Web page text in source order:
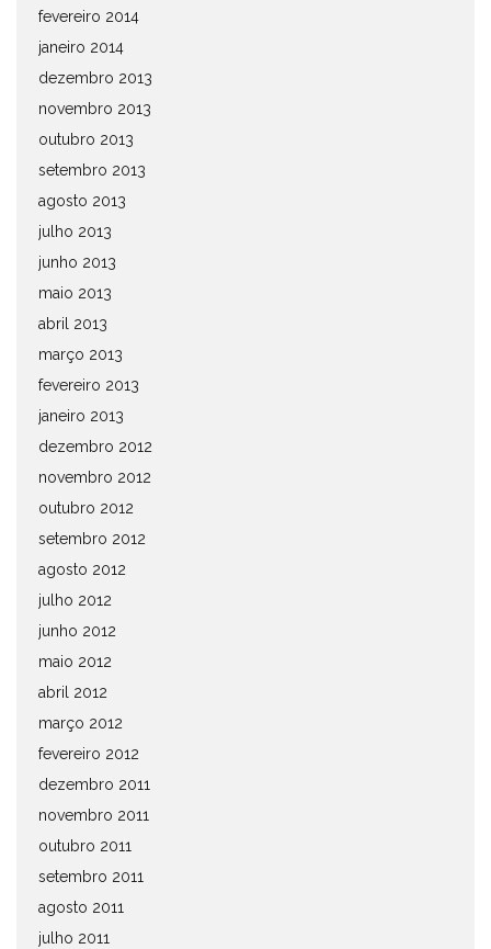
fevereiro 2014
janeiro 2014
dezembro 2013
novembro 2013
outubro 2013
setembro 2013
agosto 2013
julho 2013
junho 2013
maio 2013
abril 2013
março 2013
fevereiro 2013
janeiro 2013
dezembro 2012
novembro 2012
outubro 2012
setembro 2012
agosto 2012
julho 2012
junho 2012
maio 2012
abril 2012
março 2012
fevereiro 2012
dezembro 2011
novembro 2011
outubro 2011
setembro 2011
agosto 2011
julho 2011